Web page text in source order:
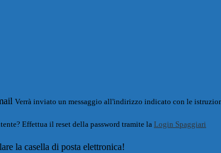
Verrà inviato un messaggio all'indirizzo indicato con le
Effettua il reset della password tramite la Login Spaggiari
la casella di posta elettronica!